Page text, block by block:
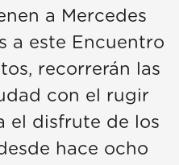
a Mercedes
a este Encuentro
recorrerán las
con el rugir
el disfrute de los
hace ocho